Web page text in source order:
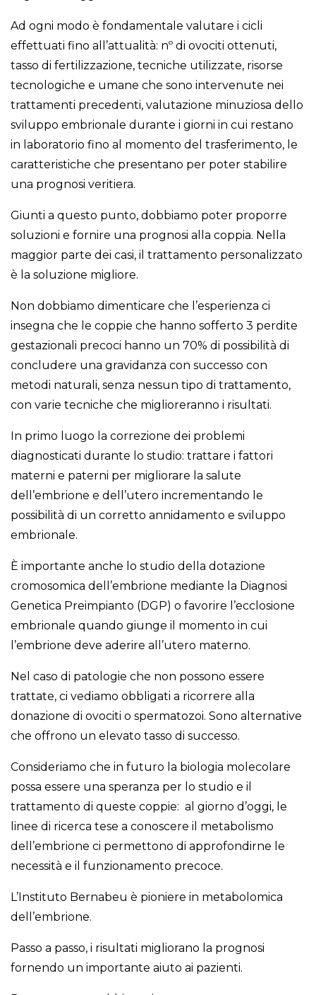
Ad ogni modo è fondamentale valutare i cicli
effettuati fino all’attualità: nº di ovociti ottenuti,
tasso di fertilizzazione, tecniche utilizzate, risorse
tecnologiche e umane che sono intervenute nei
trattamenti precedenti, valutazione minuziosa dello
sviluppo embrionale durante i giorni in cui restano
in laboratorio fino al momento del trasferimento, le
caratteristiche che presentano per poter stabilire
una prognosi veritiera.
Giunti a questo punto, dobbiamo poter proporre
soluzioni e fornire una prognosi alla coppia. Nella
maggior parte dei casi, il trattamento personalizzato
è la soluzione migliore.
Non dobbiamo dimenticare che l’esperienza ci
insegna che le coppie che hanno sofferto 3 perdite
gestazionali precoci hanno un 70% di possibilità di
concludere una gravidanza con successo con
metodi naturali, senza nessun tipo di trattamento,
con varie tecniche che miglioreranno i risultati.
In primo luogo la correzione dei problemi
diagnosticati durante lo studio: trattare i fattori
materni e paterni per migliorare la salute
dell’embrione e dell’utero incrementando le
possibilità di un corretto annidamento e sviluppo
embrionale.
È importante anche lo studio della dotazione
cromosomica dell’embrione mediante la Diagnosi
Genetica Preimpianto (DGP) o favorire l’ecclosione
embrionale quando giunge il momento in cui
l’embrione deve aderire all’utero materno.
Nel caso di patologie che non possono essere
trattate, ci vediamo obbligati a ricorrere alla
donazione di ovociti o spermatozoi. Sono alternative
che offrono un elevato tasso di successo.
Consideriamo che in futuro la biologia molecolare
possa essere una speranza per lo studio e il
trattamento di queste coppie: al giorno d’oggi, le
linee di ricerca tese a conoscere il metabolismo
dell’embrione ci permettono di approfondirne le
necessità e il funzionamento precoce.
L’Instituto Bernabeu è pioniere in metabolomica
dell’embrione.
Passo a passo, i risultati migliorano la prognosi
fornendo un importante aiuto ai pazienti.